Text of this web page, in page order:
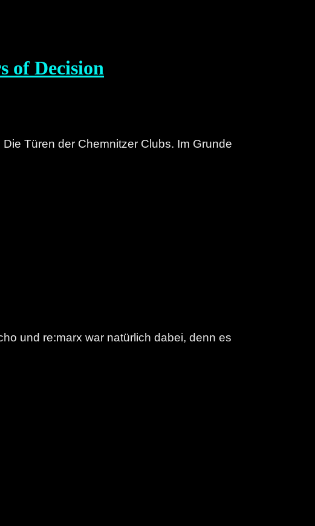
of Decision
Türen der Chemnitzer Clubs. Im Grunde
und re:marx war natürlich dabei, denn es